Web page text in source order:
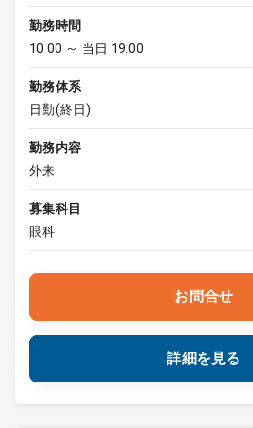
勤務時間
10:00 ～ 当日 19:00
勤務体系
日勤(終日)
勤務内容
外来
募集科目
眼科
お問合せ
詳細を見る